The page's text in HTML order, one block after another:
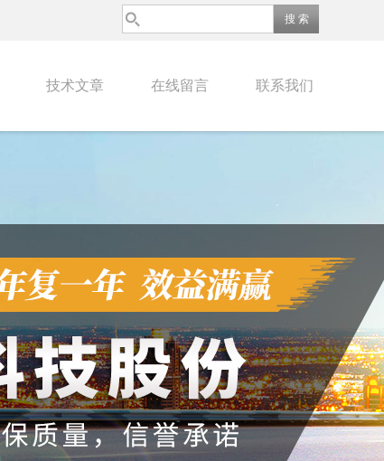
技术文章 在线留言 联系我们